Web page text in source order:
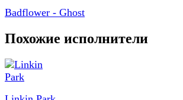
Badflower - Ghost
Похожие исполнители